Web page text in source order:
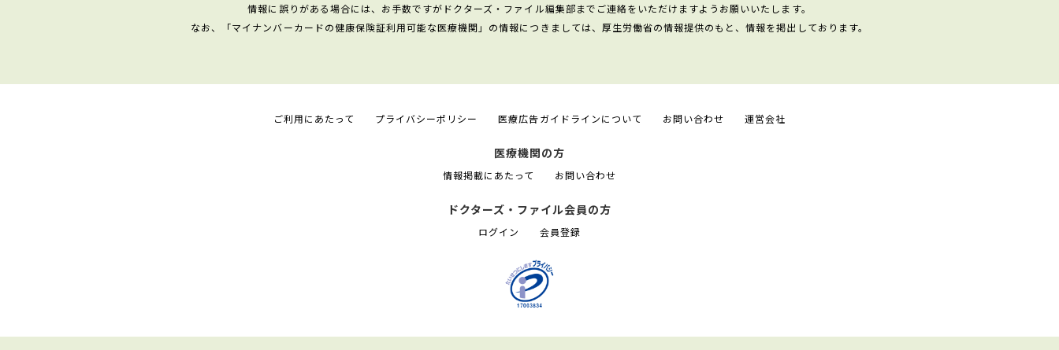
情報に誤りがある場合には、お手数ですがドクターズ・ファイル編集部までご連絡をいただけますようお願いいたします。
なお、「マイナンバーカードの健康保険証利用可能な医療機関」の情報につきましては、厚生労働省の情報提供のもと、情報を掲出しております。
ご利用にあたって プライバシーポリシー 医療広告ガイドラインについて お問い合わせ 運営会社
医療機関の方
情報掲載にあたって お問い合わせ
ドクターズ・ファイル会員の方
ログイン 会員登録